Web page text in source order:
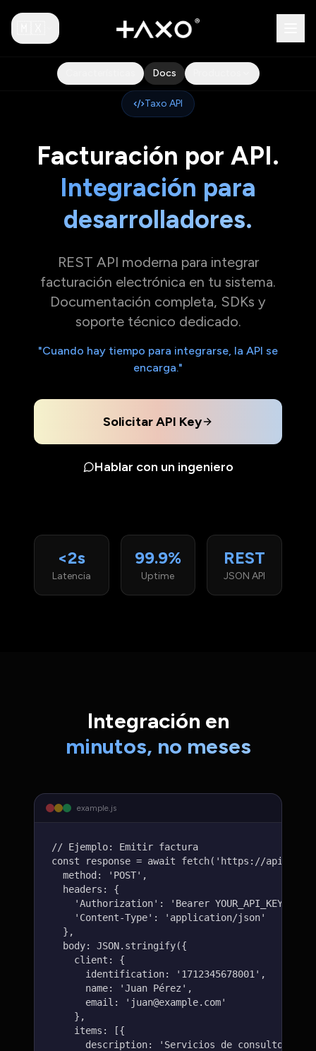
Docs
Taxo API
Facturación por API.
Integración para
desarrolladores.
REST API moderna para integrar
facturación electrónica en tu sistema.
Documentación completa, SDKs y
soporte técnico dedicado.
"Cuando hay tiempo para integrarse, la API se
encarga."
Solicitar API Key
Hablar con un ingeniero
<2s
Latencia
99.9%
Uptime
REST
JSON API
Integración en
minutos, no meses
example.js
// Ejemplo: Emitir factura
const response = await fetch('https://
  method: 'POST',
  headers: {
    'Authorization': 'Bearer YOUR_API_KEY',
    'Content-Type': 'application/json'
  },
  body: JSON.stringify({
    client: {
      identification: '1712345678001',
      name: 'Juan Pérez',
      email: 'juan@example.com'
    },
    items: [{
      description: 'Servicios de consultoría',